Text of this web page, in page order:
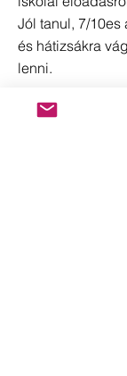
Jól tanul, 7/
és hátizsákra
lenni.